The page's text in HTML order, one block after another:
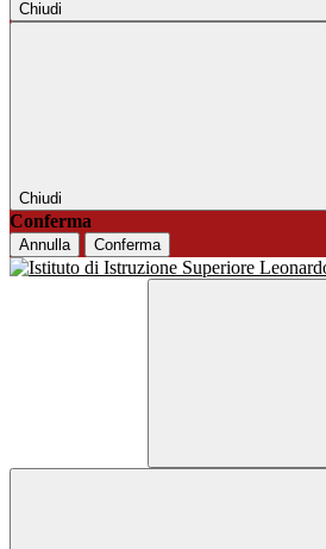
Chiudi
Chiudi
Conferma
Annulla Conferma